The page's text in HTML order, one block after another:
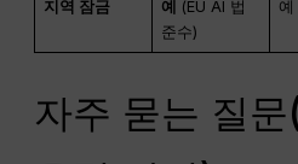
지역 잠금 예
(EU AI 법
준수)
예
자주 묻는 질